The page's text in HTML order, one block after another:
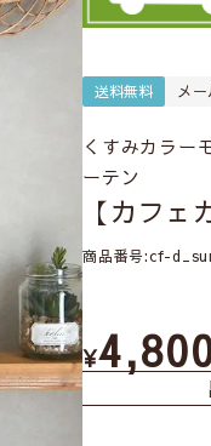
送料無料 メー
くすみカラー
ーテン
【カフェ
商品番号 cf-
¥